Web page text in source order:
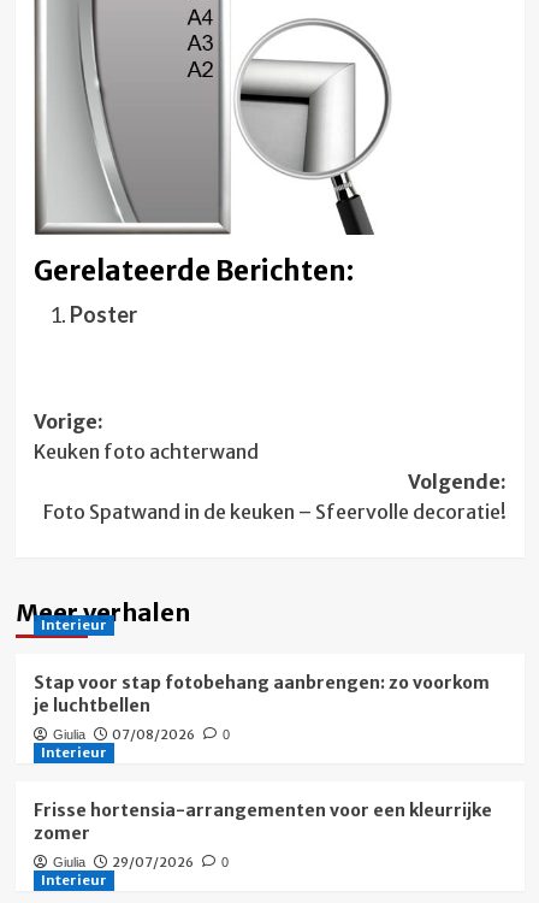
Gerelateerde Berichten:
Poster
Bericht
navigatie
Vorige:
Keuken foto achterwand
Volgende:
Foto Spatwand in de keuken – Sfeervolle decoratie!
Meer verhalen
Interieur
Stap voor stap fotobehang aanbrengen: zo voorkom
je luchtbellen
Giulia 07/08/2026 0
Interieur
Frisse hortensia-arrangementen voor een kleurrijke
zomer
Giulia 29/07/2026 0
Interieur